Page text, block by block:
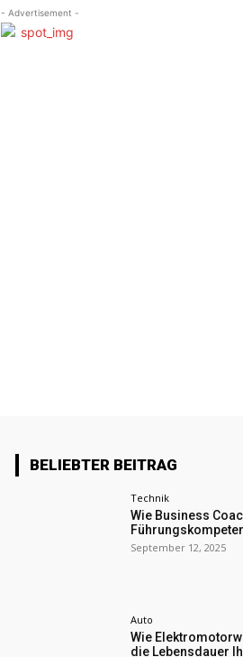
- Advertisement -
BELIEBTER BEITRAG
Technik
Wie Business
September 12, 2025
Auto
Wie
die Lebensdauer